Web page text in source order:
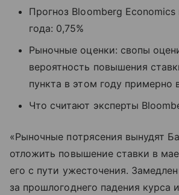
Прогноз Bloomberg
года: 0,75%
Рыночные оценки: свопы
вероятность повышения
пункта в этом году примерно
Что считают эксперты
«Рыночные потрясения вынудят
отложить повышение ставки в
его с пути ужесточения.
за прошлогоднего падения курса